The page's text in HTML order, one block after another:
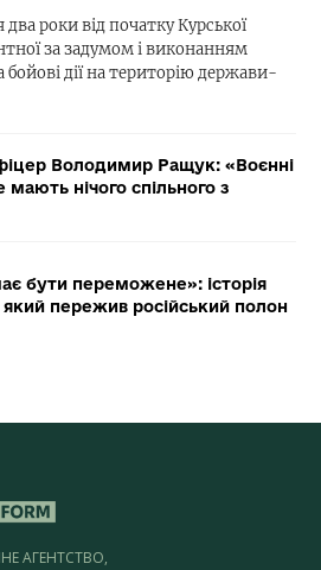
роки від початку Курської
за задумом і виконанням
бойові дії на територію держави-
Володимир Ращук: «Воєнні
нічого спільного з
бути переможене»: історія
який пережив російський полон
АГЕНТСТВО,